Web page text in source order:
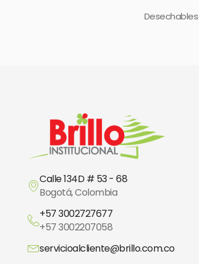
Calle 134D # 53 - 68
Bogotá, Colombia
+57 3002727677
+57 3002207058
servicioalcliente@brillo.com.co